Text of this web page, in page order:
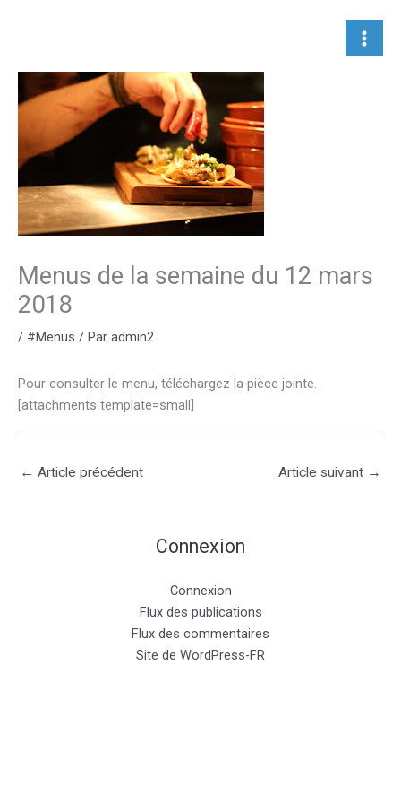
Menus de la semaine du 12 mars
2018
/ #Menus / Par admin2
Pour consulter le menu, téléchargez la pièce jointe.
[attachments template=small]
← Article précédent Article suivant →
Connexion
Connexion
Flux des publications
Flux des commentaires
Site de WordPress-FR